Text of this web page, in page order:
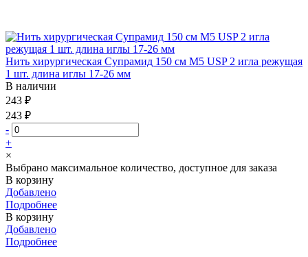
Нить хирургическая Супрамид 150 см М5 USP 2 игла режущая
1 шт. длина иглы 17-26 мм
В наличии
243 ₽
243 ₽
-
+
×
Выбрано максимальное количество, доступное для заказа
В корзину
Добавлено
Подробнее
В корзину
Добавлено
Подробнее